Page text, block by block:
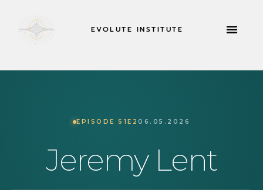
EVOLUTE INSTITUTE
EPISODE S1E2 06.05.2026
Jeremy Lent